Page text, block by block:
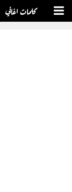
كلمات اغاني